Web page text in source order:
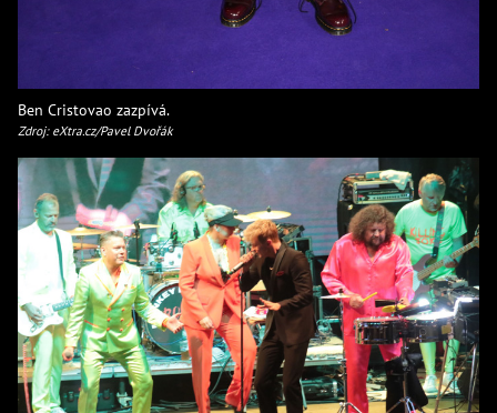
Ben Cristovao zazpívá.
Zdroj: eXtra.cz/Pavel Dvořák